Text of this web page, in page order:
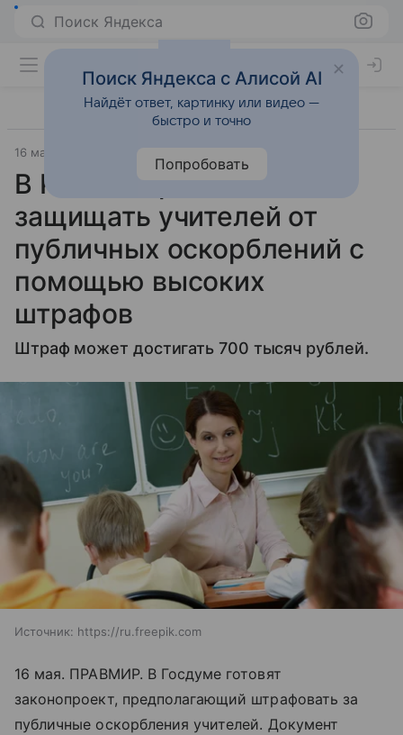
Поиск Яндекса
16 мая 2024
В России предлагают
защищать учителей от
публичных оскорблений с
помощью высоких
штрафов
Штраф может достигать 700 тысяч рублей.
Источник: https://ru.freepik.com
16 мая. ПРАВМИР. В Госдуме готовят
законопроект, предполагающий штрафовать за
публичные оскорбления учителей. Документ
Поиск Яндекса с Алисой AI
Найдёт ответ, картинку или видео —
быстро и точно
Попробовать